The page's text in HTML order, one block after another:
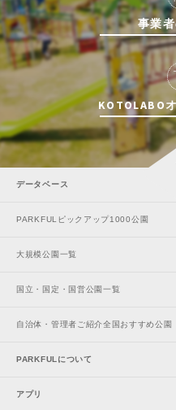
事業
KOTOLABO
データベース
PARKFULピックアップ1000公園
大規模公園一覧
国立・国定・国営公園一覧
自治体・管理者ご紹介全国おすすめ公園
PARKFULについて
アプリ